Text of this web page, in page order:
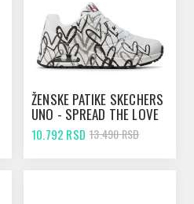
ŽENSKE PATIKE SKECHERS
UNO - SPREAD THE LOVE
WHITE/BLACK
10.792 RSD 13.490 RSD